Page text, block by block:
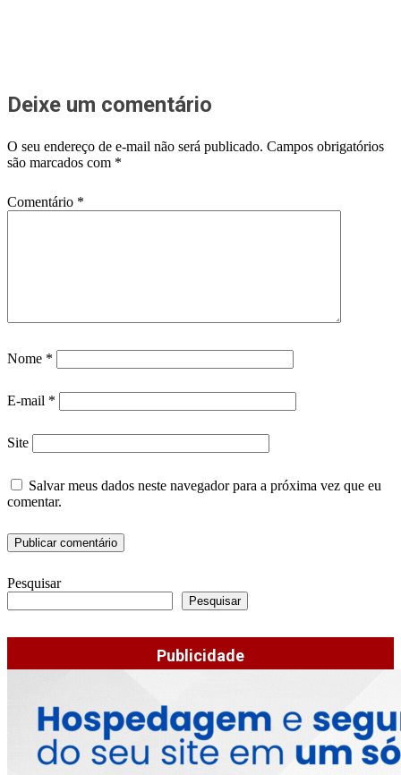
Deixe um comentário
O seu endereço de e-mail não será publicado. Campos obrigatórios
são marcados com *
Comentário *
Nome *
E-mail *
Site
Salvar meus dados neste navegador para a próxima vez que eu
comentar.
Pesquisar
Pesquisar
Publicidade